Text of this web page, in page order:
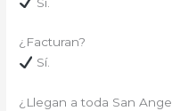
¿Facturan?
Sí.
¿Llegan a toda San